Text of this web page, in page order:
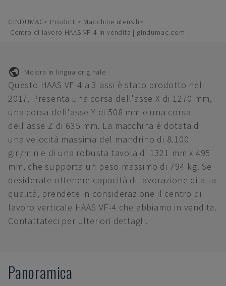
GINDUMAC Prodotti
Macchine utensili
Centro di lavoro HAAS VF-4 in vendita | gindumac.com
Mostra in lingua originale
Questo HAAS VF-4 a 3 assi è stato prodotto nel
2017. Presenta una corsa dell'asse X di 1270 mm,
una corsa dell'asse Y di 508 mm e una corsa
dell'asse Z di 635 mm. La macchina è dotata di
una velocità massima del mandrino di 8.100
giri/min e di una robusta tavola di 1321 mm x 495
mm, che supporta un peso massimo di 794 kg. Se
desiderate ottenere capacità di lavorazione di alta
qualità, prendete in considerazione il centro di
lavoro verticale HAAS VF-4 che abbiamo in vendita.
Contattateci per ulteriori dettagli.
Panoramica